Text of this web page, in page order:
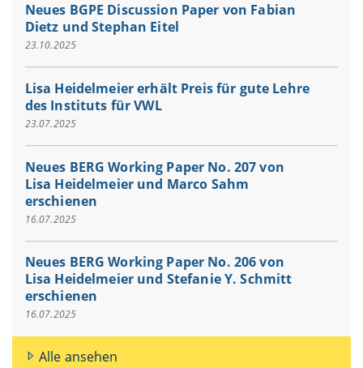
Neues BGPE Discussion Paper von Fabian
Dietz und Stephan Eitel
23.10.2025
Lisa Heidelmeier erhält Preis für gute Lehre
des Instituts für VWL
23.07.2025
Neues BERG Working Paper No. 207 von
Lisa Heidelmeier und Marco Sahm
erschienen
16.07.2025
Neues BERG Working Paper No. 206 von
Lisa Heidelmeier und Stefanie Y. Schmitt
erschienen
16.07.2025
Alle ansehen